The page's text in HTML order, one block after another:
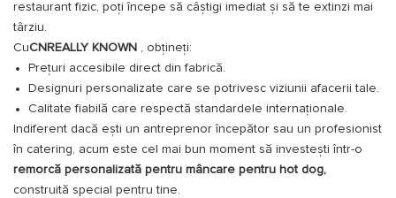
restaurant fizic, poți începe să câștigi imediat și să te extinzi mai
târziu.
CuCNREALLY KNOWN , obțineți:
Prețuri accesibile direct din fabrică.
Designuri personalizate care se potrivesc viziunii afacerii tale.
Calitate fiabilă care respectă standardele internaționale.
Indiferent dacă ești un antreprenor începător sau un profesionist
în catering, acum este cel mai bun moment să investești într-o
remorcă personalizată pentru mâncare pentru hot dog,
construită special pentru tine.